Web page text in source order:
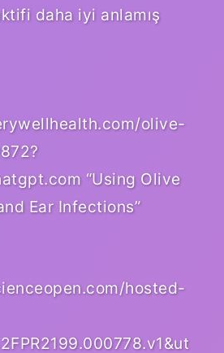
daha iyi anlamış
olive-
“Using Olive
Ear Infections”
hosted-